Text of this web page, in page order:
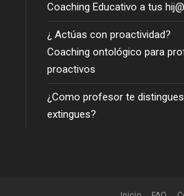
Coaching Educativo a tus
¿ Actúas con proactividad?
Coaching ontológico para
proactivos
¿Como profesor te
extingues?